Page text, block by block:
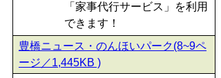
「家事代行サービス」を利用
できます！
豊橋ニュース・のんほいパーク(8~9ペ
ージ／1,445KB )